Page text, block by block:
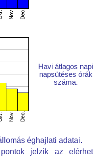
Havi átlagos napi
napsütéses órák
száma.
éghajlati adatai.
jelzik az